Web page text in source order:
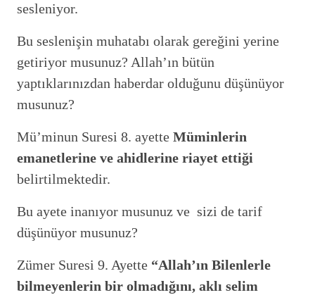
sesleniyor.
Bu seslenişin muhatabı olarak gereğini yerine
getiriyor musunuz? Allah’ın bütün
yaptıklarınızdan haberdar olduğunu düşünüyor
musunuz?
Mü’minun Suresi 8. ayette Müminlerin
emanetlerine ve ahidlerine riayet ettiği
belirtilmektedir.
Bu ayete inanıyor musunuz ve sizi de tarif
düşünüyor musunuz?
Zümer Suresi 9. Ayette “Allah’ın Bilenlerle
bilmeyenlerin bir olmadığını, aklı selim